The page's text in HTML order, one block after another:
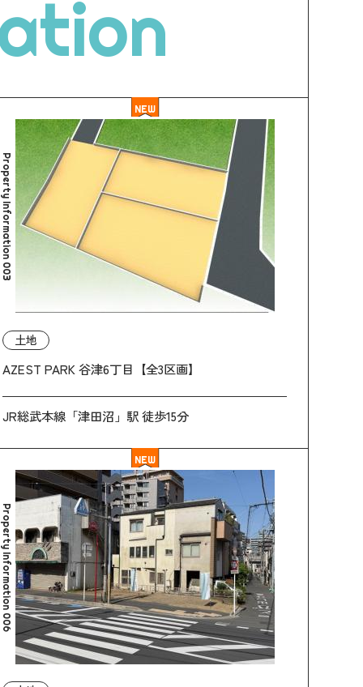
NEW
土地
AZEST PARK 谷津6丁目【全3区画】
JR総武本線「津田沼」駅 徒歩15分
Property Information 003
NEW
Property Information 006